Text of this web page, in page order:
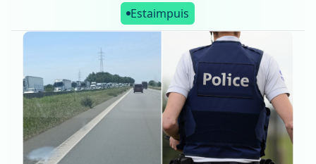
Estaimpuis